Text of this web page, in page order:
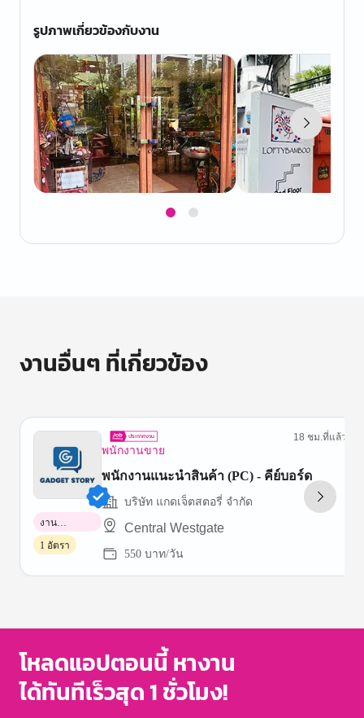
รูปภาพเกี่ยวข้องกับงาน
งานอื่นๆ ที่เกี่ยวข้อง
พนักงานขาย
18 ชม.ที่แล้ว
พนักงานแนะนำสินค้า (PC) - คีย์บอร์ด
บริษัท แกดเจ็ตสตอรี่ จำกัด
Central Westgate
550 บาท/วัน
งาน
พาร์ทไทม์
1 อัตรา
of
โหลดแอปตอนนี้ หางาน
ได้ทันทีเร็วสุด 1 ชั่วโมง!